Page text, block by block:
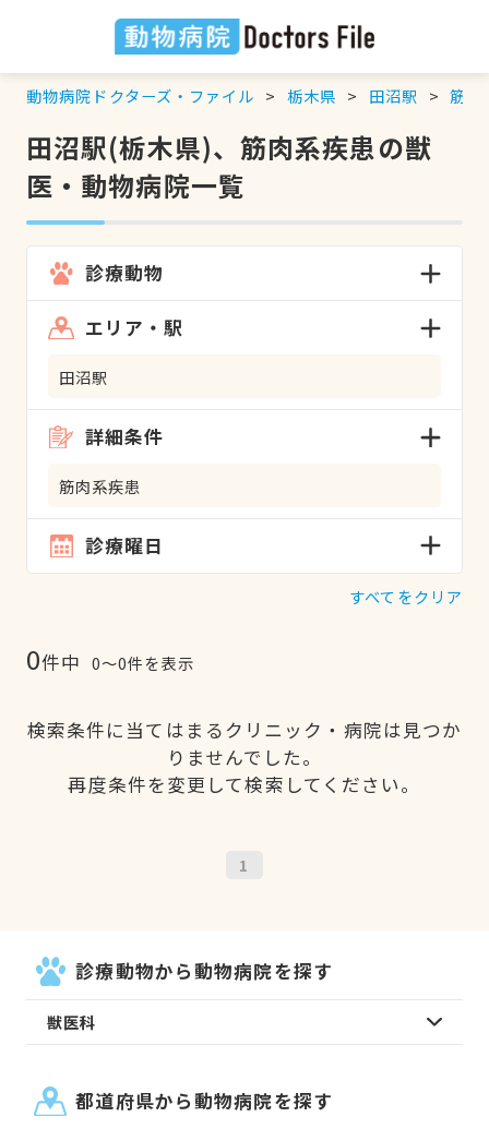
動物病院ドクターズ・ファイル 栃木県 田沼駅 筋肉
田沼駅(栃木県)、筋肉系疾患の獣
医・動物病院一覧
診療動物
エリア・駅
田沼駅
詳細条件
筋肉系疾患
診療曜日
すべてをクリア
0件中 0〜0件を表示
検索条件に当てはまるクリニック・病院は見つか
りませんでした。
再度条件を変更して検索してください。
1
診療動物から動物病院を探す
獣医科
都道府県から動物病院を探す